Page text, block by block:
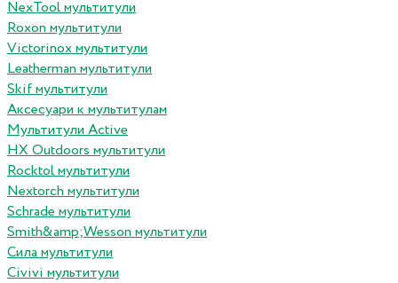
NexTool мультитули
Roxon мультитули
Victorinox мультитули
Leatherman мультитули
Skif мультитули
Аксесуари к мультитулам
Мультитули Active
HX Outdoors мультитули
Rocktol мультитули
Nextorch мультитули
Schrade мультитули
Smith&amp;Wesson мультитули
Сила мультитули
Civivi мультитули